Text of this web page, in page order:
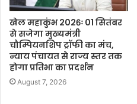
खेल महाकुंभ 2026ः 01 सितंबर
से सजेगा मुख्यमंत्री
चौम्पियनशिप ट्रॉफी का मंच,
न्याय पंचायत से राज्य स्तर तक
होगा प्रतिभा का प्रदर्शन
August 7, 2026